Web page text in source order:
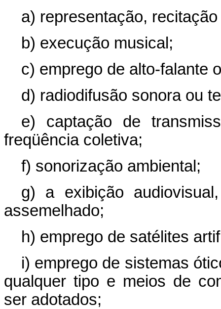
a) representação,
b) execução musical;
c) emprego de alto-falante
d) radiodifusão sonora ou
e) captação de
freqüência coletiva;
f) sonorização ambiental;
g) a exibição
assemelhado;
h) emprego de satélites
i) emprego de sistemas
qualquer tipo e meios de
ser adotados;